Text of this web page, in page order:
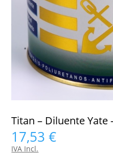
Titan – Diluente Yate
17,53€
IVA Incl.